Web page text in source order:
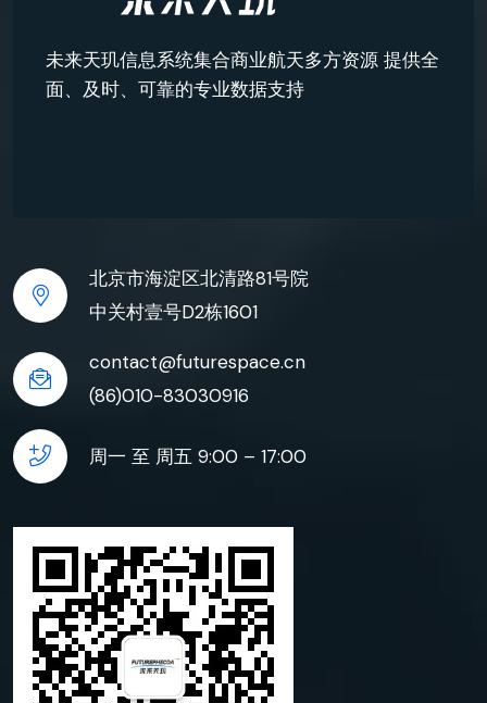
未来天玑信息系统集合商业航天多方资源 提供全
面、及时、可靠的专业数据支持
北京市海淀区北清路81号院
中关村壹号D2栋1601
contact@futurespace.cn
(86)010-83030916
周一 至 周五 9:00 – 17:00